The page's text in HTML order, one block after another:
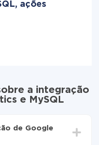
ações
a integração
e MySQL
de Google